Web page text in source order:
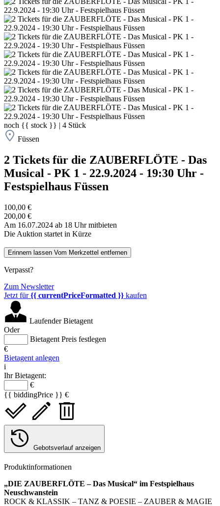
noch {{ stock }} | 4 Stück
Füssen
2 Tickets für die ZAUBERFLÖTE - Das
Musical - PK 1 - 22.9.2024 - 19:30 Uhr -
Festspielhaus Füssen
100,00 €
200,00 €
Am 16.07.2024 ab 18 Uhr mitbieten
Die Auktion startet in Kürze
Erinnern lassen Vom Merkzettel entfernen
Verpasst?
Zum Newsletter
Jetzt für{{ currentPriceFormatted }} kaufen
Laufender Bietagent
Oder
Bietagent Preis festlegen
€
Bietagent anlegen
i
Ihr Bietagent:
€
{{ biddingPrice }} €
Gebotsverlauf anzeigen
Produktinformationen
„DIE ZAUBERFLÖTE – Das Musical“ im Festspielhaus
Neuschwanstein
ROCK & KLASSIK – TANZ & POESIE – ZAUBER & MAGIE